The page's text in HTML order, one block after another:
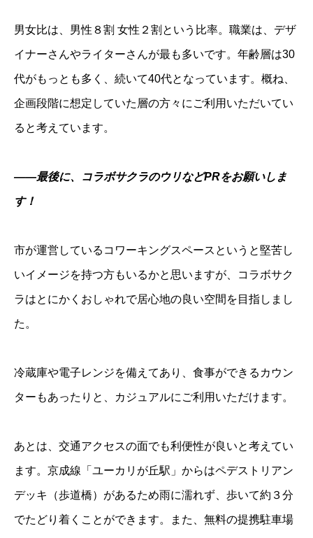
男女比は、男性８割 女性２割という比率。職業は、デザ
イナーさんやライターさんが最も多いです。年齢層は30
代がもっとも多く、続いて40代となっています。概ね、
企画段階に想定していた層の方々にご利用いただいてい
ると考えています。
――最後に、コラボサクラのウリなどPRをお願いしま
す！
市が運営しているコワーキングスペースというと堅苦し
いイメージを持つ方もいるかと思いますが、コラボサク
ラはとにかくおしゃれで居心地の良い空間を目指しまし
た。
冷蔵庫や電子レンジを備えてあり、食事ができるカウン
ターもあったりと、カジュアルにご利用いただけます。
あとは、交通アクセスの面でも利便性が良いと考えてい
ます。京成線「ユーカリが丘駅」からはペデストリアン
デッキ（歩道橋）があるため雨に濡れず、歩いて約３分
でたどり着くことができます。また、無料の提携駐車場